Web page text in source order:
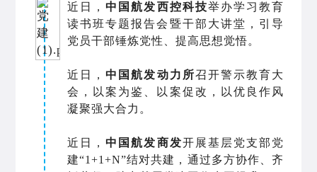
近日，中国航发西控科技举办学习教育
读书班专题报告会暨干部大讲堂，引导
党员干部锤炼党性、提高思想觉悟。
近日，中国航发动力所召开警示教育大
会，以案为鉴、以案促改， 以优良作风
凝聚强大合力。
近日，中国航发商发开展基层党支部党
建“1+1+N”结对共建，通过多方协作、齐